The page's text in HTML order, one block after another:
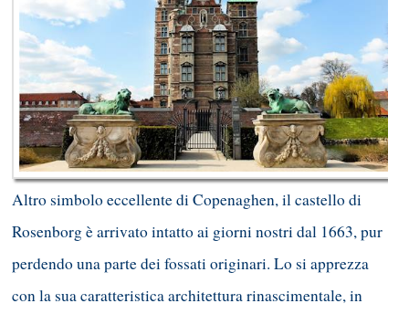
Altro simbolo eccellente di Copenaghen, il castello di
Rosenborg è arrivato intatto ai giorni nostri dal 1663, pur
perdendo una parte dei fossati originari. Lo si apprezza
con la sua caratteristica architettura rinascimentale, in